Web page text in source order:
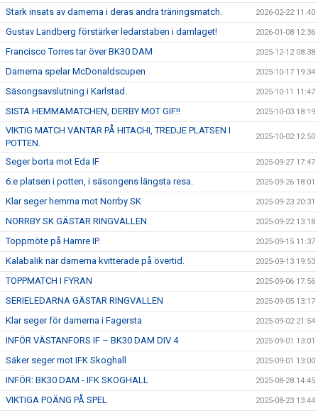
Stark insats av damerna i deras andra träningsmatch. 2026-02-22 11:40
Gustav Landberg förstärker ledarstaben i damlaget! 2026-01-08 12:36
Francisco Torres tar över BK30 DAM 2025-12-12 08:38
Damerna spelar McDonaldscupen 2025-10-17 19:34
Säsongsavslutning i Karlstad. 2025-10-11 11:47
SISTA HEMMAMATCHEN, DERBY MOT GIF!! 2025-10-03 18:19
VIKTIG MATCH VÄNTAR PÅ HITACHI, TREDJE PLATSEN I
POTTEN.
2025-10-02 12:50
Seger borta mot Eda IF 2025-09-27 17:47
6:e platsen i potten, i säsongens längsta resa. 2025-09-26 18:01
Klar seger hemma mot Norrby SK 2025-09-23 20:31
NORRBY SK GÄSTAR RINGVALLEN 2025-09-22 13:18
Toppmöte på Hamre IP. 2025-09-15 11:37
Kalabalik när damerna kvitterade på övertid. 2025-09-13 19:53
TOPPMATCH I FYRAN 2025-09-06 17:56
SERIELEDARNA GÄSTAR RINGVALLEN 2025-09-05 13:17
Klar seger för damerna i Fagersta 2025-09-02 21:54
INFÖR VÄSTANFORS IF – BK30 DAM DIV 4 2025-09-01 13:01
Säker seger mot IFK Skoghall 2025-09-01 13:00
INFÖR: BK30 DAM - IFK SKOGHALL 2025-08-28 14:45
VIKTIGA POÄNG PÅ SPEL 2025-08-23 13:44